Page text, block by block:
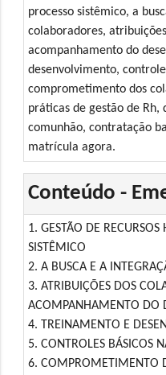
processo sistêmico, a
colaboradores,
acompanhamento do
desenvolvimento,
comprometimento dos
práticas de gestão de Rh,
comunhão, contratação
matrícula agora.
Conteúdo -
1. GESTÃO DE
SISTÊMICO
2. A BUSCA E A
3. ATRIBUIÇÕES DOS
ACOMPANHAMENTO DO
4. TREINAMENTO E
5. CONTROLES BÁSICOS
6. COMPROMETIMENTO